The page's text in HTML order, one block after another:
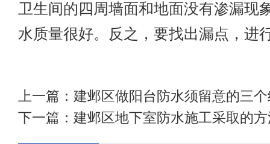
卫生间的四周墙面和地面没有渗漏现
水质量很好。反之，要找出漏点，进
上一篇： 建邺区做阳台防水须留意的三
下一篇： 建邺区地下室防水施工采取的